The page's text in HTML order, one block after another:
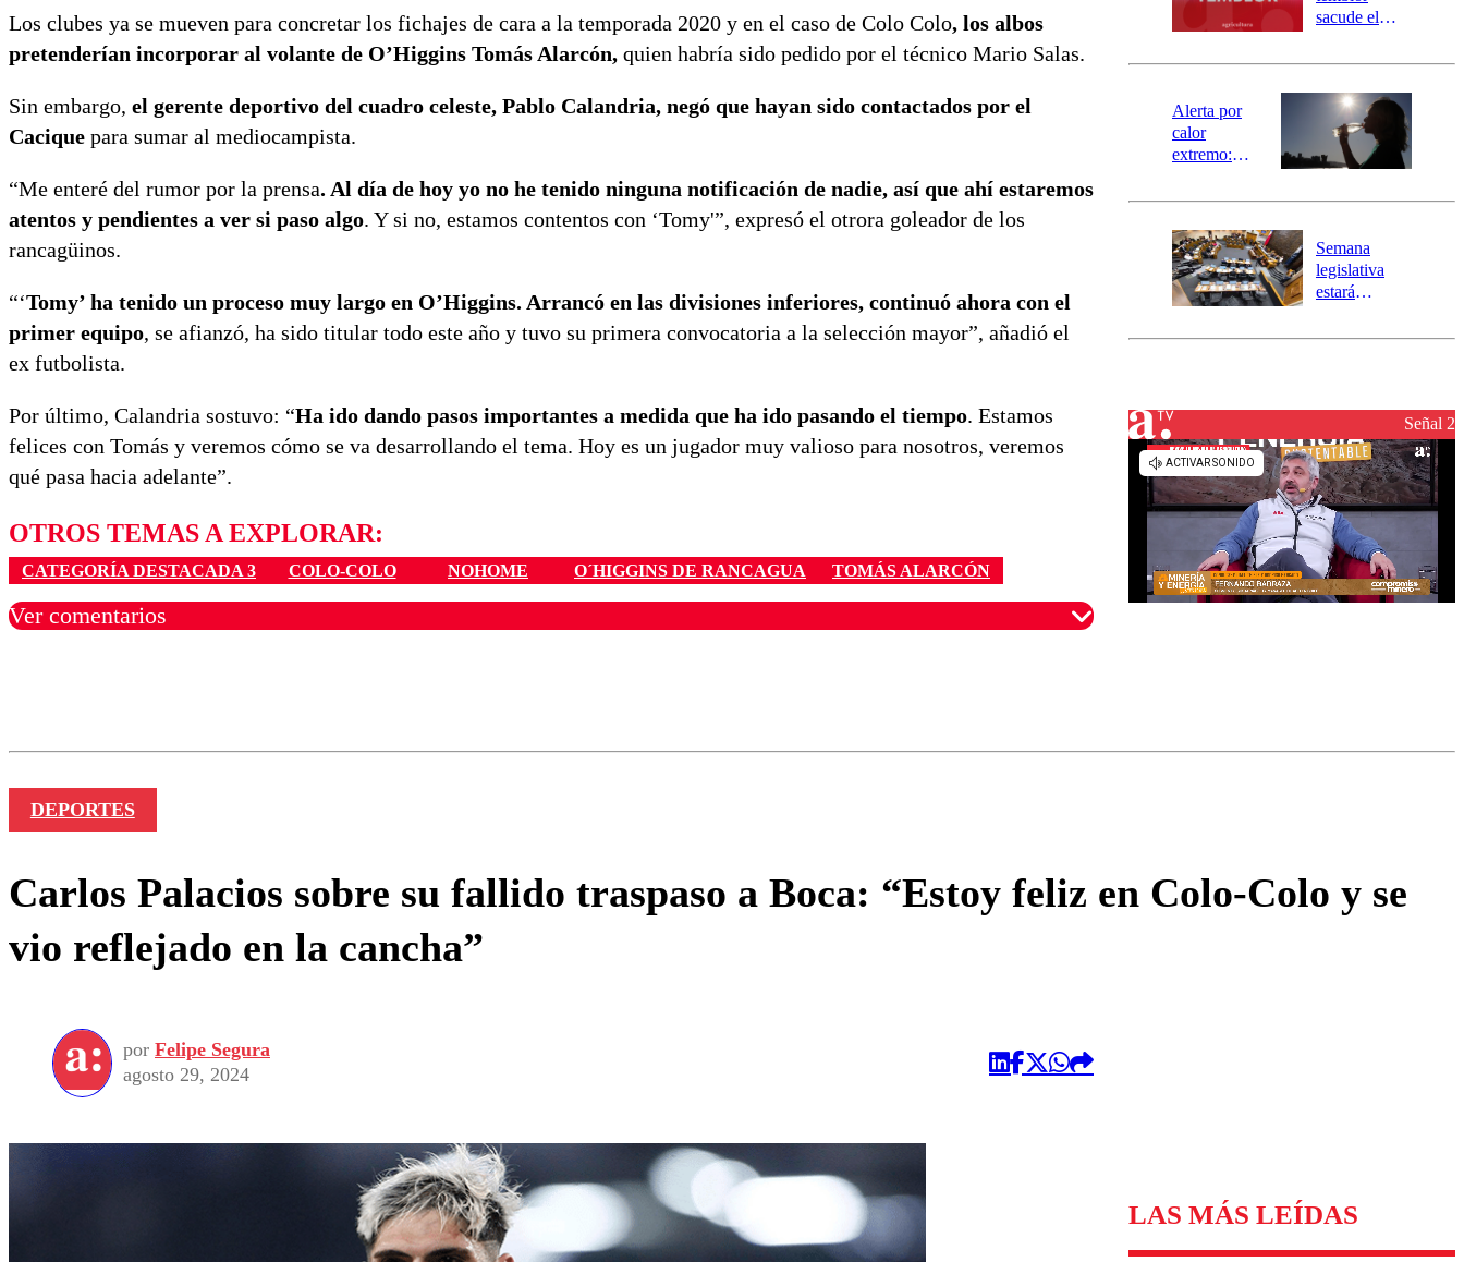
Los clubes ya se mueven para concretar los fichajes de cara a la temporada 2020 y en el caso de Colo Colo, los albos
pretenderían incorporar al volante de O’Higgins Tomás Alarcón, quien habría sido pedido por el técnico Mario Salas.
Sin embargo, el gerente deportivo del cuadro celeste, Pablo Calandria, negó que hayan sido contactados por el
Cacique para sumar al mediocampista.
“Me enteré del rumor por la prensa. Al día de hoy yo no he tenido ninguna notificación de nadie, así que ahí estaremos
atentos y pendientes a ver si paso algo. Y si no, estamos contentos con ‘Tomy'”, expresó el otrora goleador de los
rancagüinos.
“‘Tomy’ ha tenido un proceso muy largo en O’Higgins. Arrancó en las divisiones inferiores, continuó ahora con el
primer equipo, se afianzó, ha sido titular todo este año y tuvo su primera convocatoria a la selección mayor”, añadió el
ex futbolista.
Por último, Calandria sostuvo: “Ha ido dando pasos importantes a medida que ha ido pasando el tiempo. Estamos
felices con Tomás y veremos cómo se va desarrollando el tema. Hoy es un jugador muy valioso para nosotros, veremos
qué pasa hacia adelante”.
OTROS TEMAS A EXPLORAR:
CATEGORÍA DESTACADA 3 COLO-COLO NOHOME O´HIGGINS DE RANCAGUA TOMÁS ALARCÓN
Ver comentarios
mensajería
SAE
sacude el
revisa la
epicentro
Alerta por
calor
extremo:
activa Alerta
Preventiva en
tres comunas
Semana
legislativa
estará
el fin de la
reconstrucciónSeñal 2
DEPORTES
Carlos Palacios sobre su fallido traspaso a Boca: “Estoy feliz en Colo-Colo y se
vio reflejado en la cancha”
por Felipe Segura
agosto 29, 2024
LAS MÁS LEÍDAS